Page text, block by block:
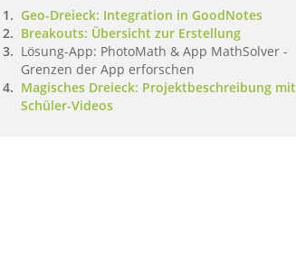
Geo-Dreieck: Integration in GoodNotes
Breakouts: Übersicht zur Erstellung
Lösung-App: PhotoMath & App MathSolver -
Grenzen der App erforschen
Magisches Dreieck: Projektbeschreibung mit
Schüler-Videos